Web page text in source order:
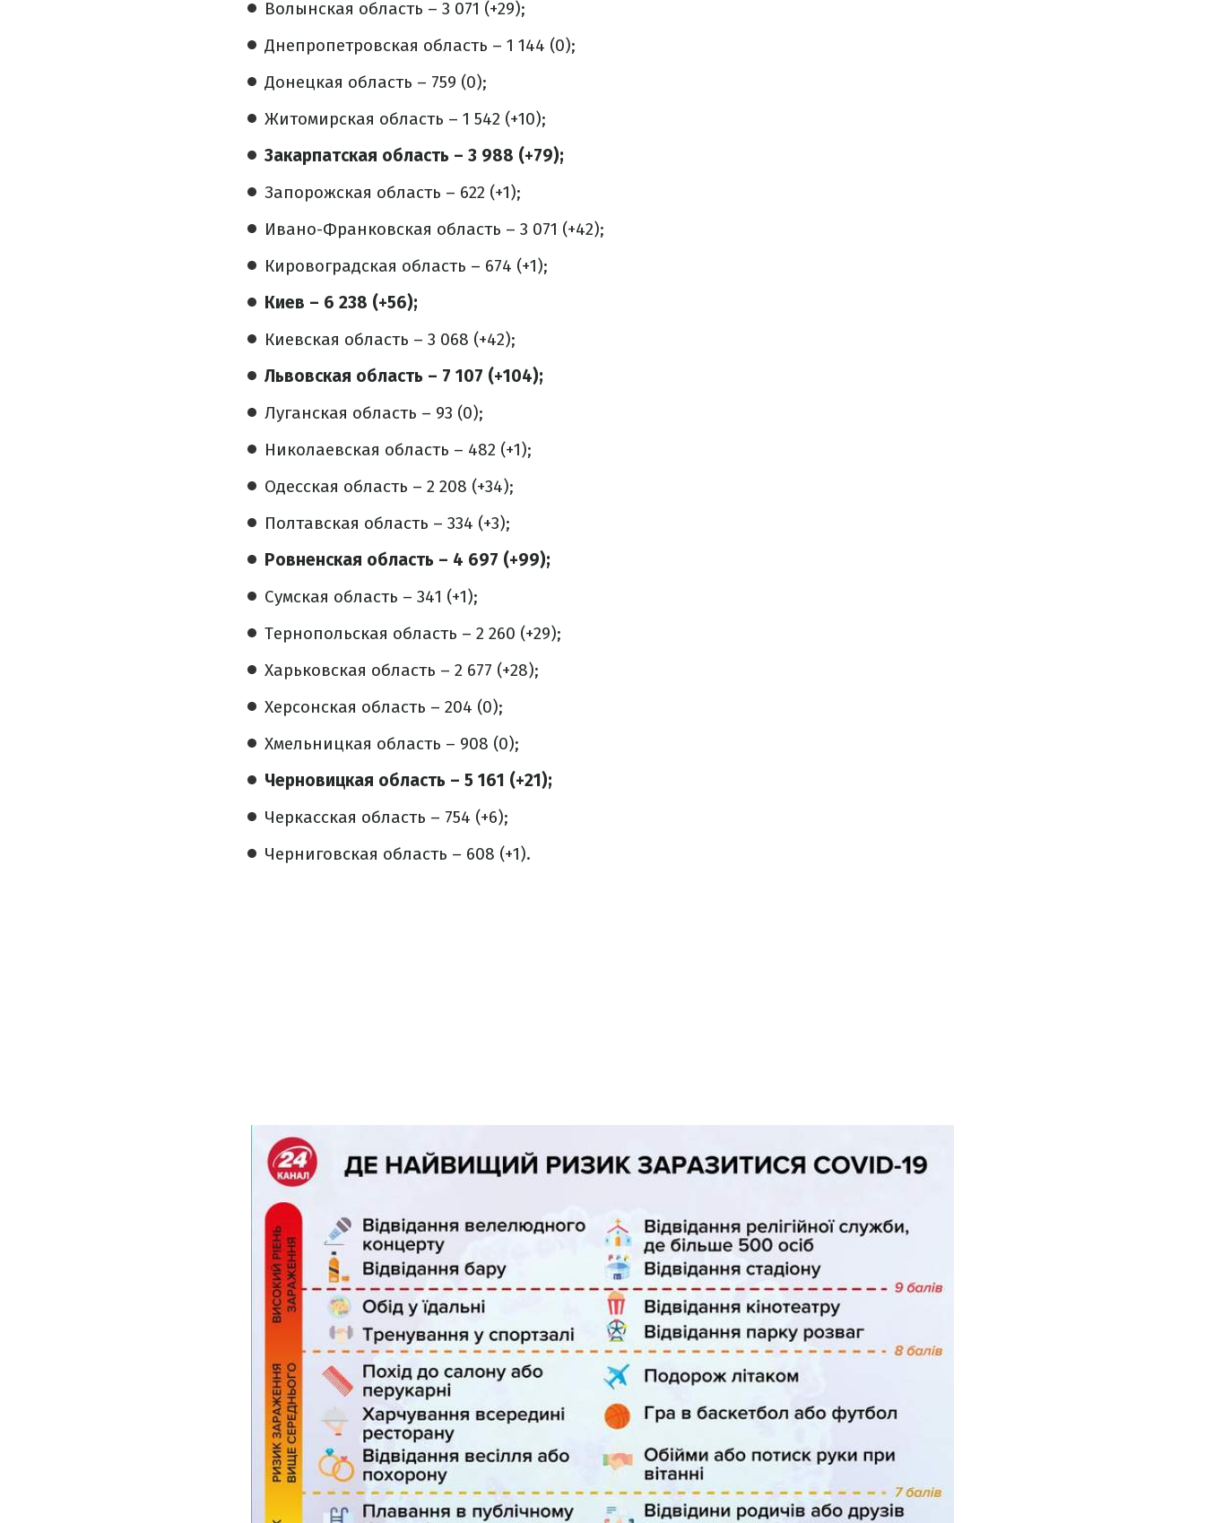
Волынская область – 3 071 (+29);
Днепропетровская область – 1 144 (0);
Донецкая область – 759 (0);
Житомирская область – 1 542 (+10);
Закарпатская область – 3 988 (+79);
Запорожская область – 622 (+1);
Ивано-Франковская область – 3 071 (+42);
Кировоградская область – 674 (+1);
Киев – 6 238 (+56);
Киевская область – 3 068 (+42);
Львовская область – 7 107 (+104);
Луганская область – 93 (0);
Николаевская область – 482 (+1);
Одесская область – 2 208 (+34);
Полтавская область – 334 (+3);
Ровненская область – 4 697 (+99);
Сумская область – 341 (+1);
Тернопольская область – 2 260 (+29);
Харьковская область – 2 677 (+28);
Херсонская область – 204 (0);
Хмельницкая область – 908 (0);
Черновицкая область – 5 161 (+21);
Черкасская область – 754 (+6);
Черниговская область – 608 (+1).